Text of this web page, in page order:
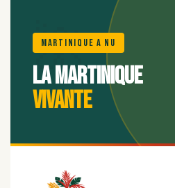
🌺
Martinique A Nu
La Martinique
vivante